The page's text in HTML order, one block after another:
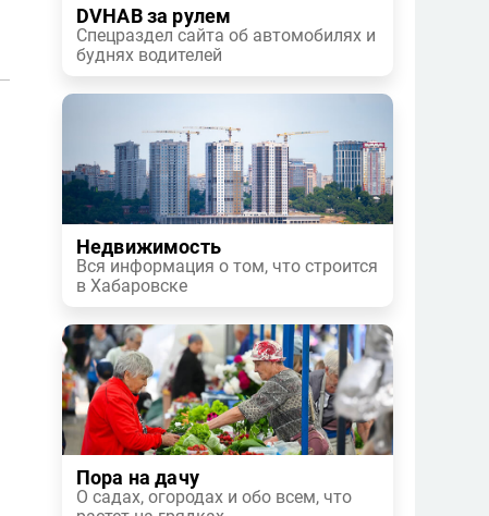
DVHAB за рулем
Спецраздел сайта об автомобилях и
буднях водителей
Недвижимость
Вся информация о том, что строится
в Хабаровске
Пора на дачу
О садах, огородах и обо всем, что